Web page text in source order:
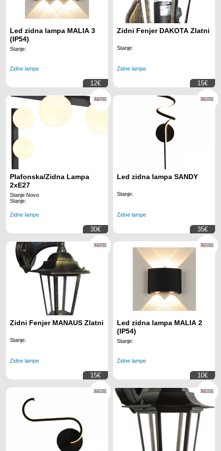
Led zidna lampa MALIA 3
(IP54)
Stanje:
Zidne lampe
12€
Zidni Fenjer DAKOTA Zlatni
Stanje:
Zidne lampe
15€
Plafonska/Zidna Lampa
2xE27
Stanje Novo
Stanje:
Zidne lampe
30€
Led zidna lampa SANDY
Stanje:
Zidne lampe
35€
Zidni Fenjer MANAUS Zlatni
Stanje:
Zidne lampe
15€
Led zidna lampa MALIA 2
(IP54)
Stanje:
Zidne lampe
10€